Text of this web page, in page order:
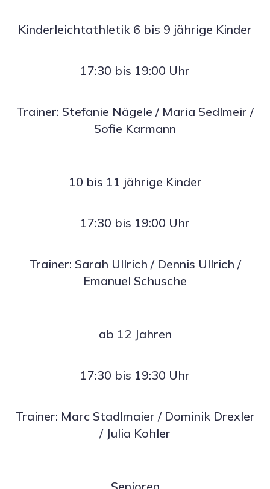
Kinderleichtathletik 6 bis 9 jährige Kinder
17:30 bis 19:00 Uhr
Trainer: Stefanie Nägele / Maria Sedlmeir /
Sofie Karmann
10 bis 11 jährige Kinder
17:30 bis 19:00 Uhr
Trainer: Sarah Ullrich / Dennis Ullrich /
Emanuel Schusche
ab 12 Jahren
17:30 bis 19:30 Uhr
Trainer: Marc Stadlmaier / Dominik Drexler
/ Julia Kohler